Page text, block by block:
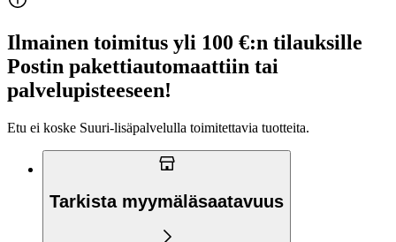
Ilmainen toimitus yli 100 €:n tilauksille
Postin pakettiautomaattiin tai
palvelupisteeseen!
Etu ei koske Suuri‑lisäpalvelulla toimitettavia tuotteita.
Tarkista myymäläsaatavuus